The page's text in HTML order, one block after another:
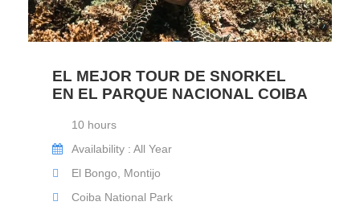
EL MEJOR TOUR DE SNORKEL
EN EL PARQUE NACIONAL COIBA
10 hours
Availability : All Year
El Bongo, Montijo
Coiba National Park